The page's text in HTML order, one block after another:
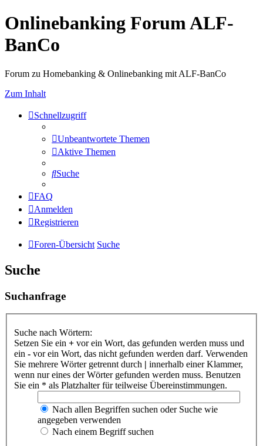
Onlinebanking Forum ALF-
BanCo
Forum zu Homebanking & Onlinebanking mit ALF-BanCo
Zum Inhalt
Schnellzugriff
Unbeantwortete Themen
Aktive Themen
Suche
FAQ
Anmelden
Registrieren
Foren-Übersicht Suche
Suche
Suchanfrage
Suche nach Wörtern:
Setzen Sie ein + vor ein Wort, das gefunden werden muss und
ein - vor ein Wort, das nicht gefunden werden darf. Verwenden
Sie mehrere Wörter getrennt durch | innerhalb einer Klammer,
wenn nur eines der Wörter gefunden werden muss. Benutzen
Sie ein * als Platzhalter für teilweise Übereinstimmungen.
Nach allen Begriffen suchen oder Suche wie
angegeben verwenden
Nach einem Begriff suchen